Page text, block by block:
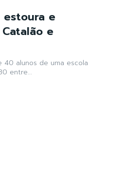
estoura e
e
40 alunos de uma escola
entre...